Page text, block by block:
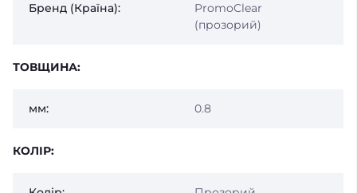
Бренд (Країна):
PromoClear
(прозорий)
ТОВЩИНА:
мм: 0.8
КОЛІР: